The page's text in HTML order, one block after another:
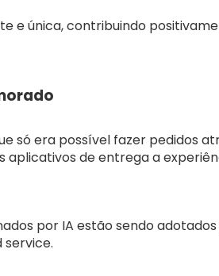
e única, contribuindo
só era possível fazer pedidos
aplicativos de entrega a
por IA estão sendo